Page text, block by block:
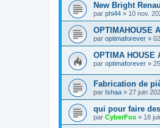
New Bright
par phi44 » 10 nov.
OPTIMAHOUSE
par optimaforever »
OPTIMA HOUSE
par optimaforever »
Fabrication de
par Ishaa » 27 juin
qui pour faire
par CyberFox » 18